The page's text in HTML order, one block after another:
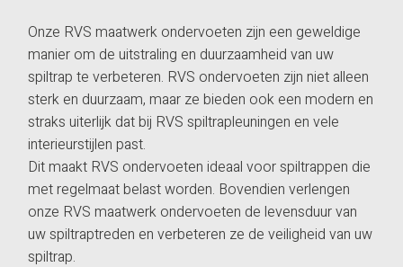
Onze RVS maatwerk ondervoeten zijn een geweldige
manier om de uitstraling en duurzaamheid van uw
spiltrap te verbeteren. RVS ondervoeten zijn niet alleen
sterk en duurzaam, maar ze bieden ook een modern en
straks uiterlijk dat bij RVS spiltrapleuningen en vele
interieurstijlen past.
Dit maakt RVS ondervoeten ideaal voor spiltrappen die
met regelmaat belast worden. Bovendien verlengen
onze RVS maatwerk ondervoeten de levensduur van
uw spiltraptreden en verbeteren ze de veiligheid van uw
spiltrap.